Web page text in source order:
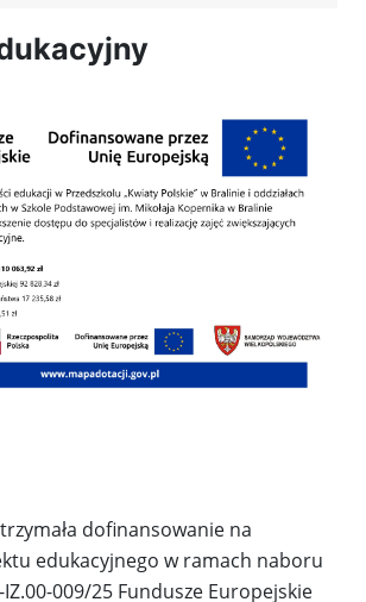
dofinansowanie na
edukacyjnego w ramach naboru
IZ.00-009/25 Fundusze Europejskie